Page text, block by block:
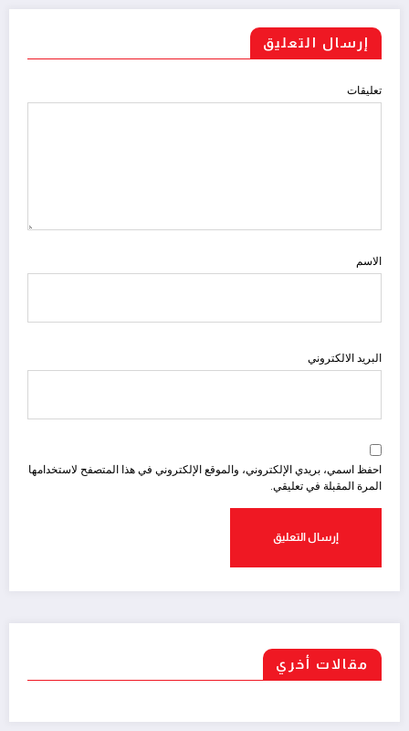
إرسال التعليق
تعليقات
الاسم
البريد الالكتروني
احفظ اسمي، بريدي الإلكتروني، والموقع الإلكتروني في هذا المتصفح لاستخدامها
المرة المقبلة في تعليقي.
مقالات أخري